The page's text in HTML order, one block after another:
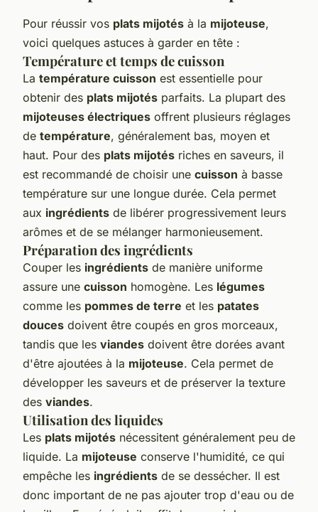
Pour réussir vos plats mijotés à la mijoteuse,
voici quelques astuces à garder en tête :
Température et temps de cuisson
La température cuisson est essentielle pour
obtenir des plats mijotés parfaits. La plupart des
mijoteuses électriques offrent plusieurs réglages
de température, généralement bas, moyen et
haut. Pour des plats mijotés riches en saveurs, il
est recommandé de choisir une cuisson à basse
température sur une longue durée. Cela permet
aux ingrédients de libérer progressivement leurs
arômes et de se mélanger harmonieusement.
Préparation des ingrédients
Couper les ingrédients de manière uniforme
assure une cuisson homogène. Les légumes
comme les pommes de terre et les patates
douces doivent être coupés en gros morceaux,
tandis que les viandes doivent être dorées avant
d'être ajoutées à la mijoteuse. Cela permet de
développer les saveurs et de préserver la texture
des viandes.
Utilisation des liquides
Les plats mijotés nécessitent généralement peu de
liquide. La mijoteuse conserve l'humidité, ce qui
empêche les ingrédients de se dessécher. Il est
donc important de ne pas ajouter trop d'eau ou de